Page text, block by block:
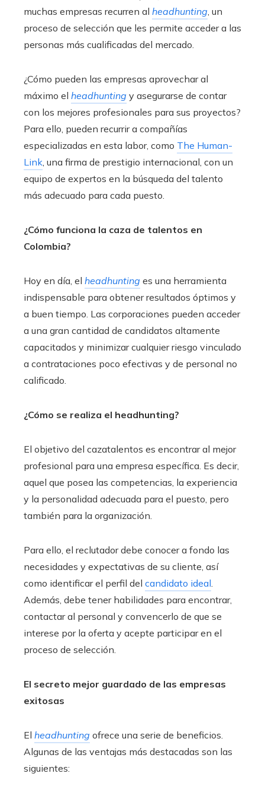
muchas empresas recurren al headhunting , un
proceso de selección que les permite acceder a las
personas más cualificadas del mercado.
¿Cómo pueden las empresas aprovechar al
máximo el headhunting y asegurarse de contar
con los mejores profesionales para sus proyectos?
Para ello, pueden recurrir a compañías
especializadas en esta labor, como The Human-
Link , una firma de prestigio internacional, con un
equipo de expertos en la búsqueda del talento
más adecuado para cada puesto.
¿Cómo funciona la caza de talentos en
Colombia?
Hoy en día, el headhunting es una herramienta
indispensable para obtener resultados óptimos y
a buen tiempo. Las corporaciones pueden acceder
a una gran cantidad de candidatos altamente
capacitados y minimizar cualquier riesgo vinculado
a contrataciones poco efectivas y de personal no
calificado.
¿Cómo se realiza el headhunting?
El objetivo del cazatalentos es encontrar al mejor
profesional para una empresa específica. Es decir,
aquel que posea las competencias, la experiencia
y la personalidad adecuada para el puesto, pero
también para la organización.
Para ello, el reclutador debe conocer a fondo las
necesidades y expectativas de su cliente, así
como identificar el perfil del candidato ideal
Además, debe tener habilidades para encontrar,
contactar al personal y convencerlo de que se
interese por la oferta y acepte participar en el
proceso de selección.
El secreto mejor guardado de las empresas
exitosas
El headhunting ofrece una serie de beneficios.
Algunas de las ventajas más destacadas son las
siguientes: